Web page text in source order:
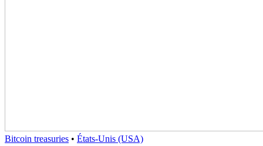
Bitcoin treasuries • États-Unis (USA)